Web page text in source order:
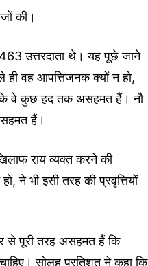
की।
उत्तरदाता थे। यह पूछे जाने
ही वह आपत्तिजनक क्यों न हो,
वे कुछ हद तक असहमत हैं। नौ
हैं।
राय व्यक्त करने की
ने भी इसी तरह की प्रवृत्तियों
से पूरी तरह असहमत हैं कि
सोलह प्रतिशत ने कहा कि